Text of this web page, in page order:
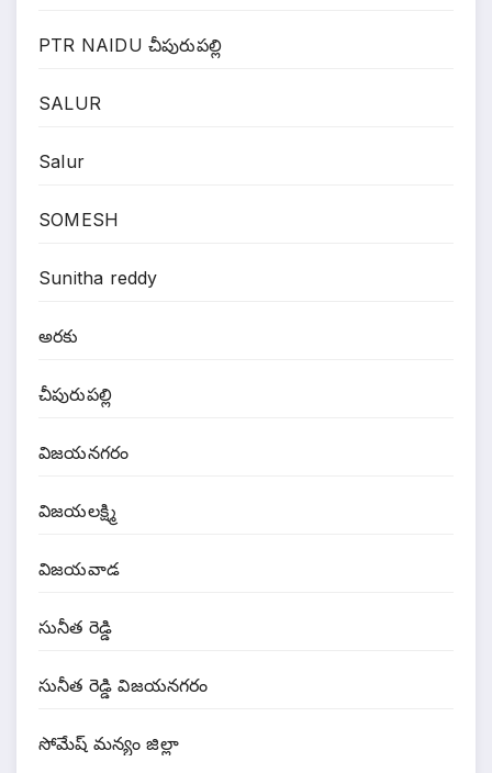
PTR NAIDU చీపురుపల్లి
SALUR
Salur
SOMESH
Sunitha reddy
అరకు
చీపురుపల్లి
విజయనగరం
విజయలక్ష్మి
విజయవాడ
సునీత రెడ్డి
సునీత రెడ్డి విజయనగరం
సోమేష్ మన్యం జిల్లా